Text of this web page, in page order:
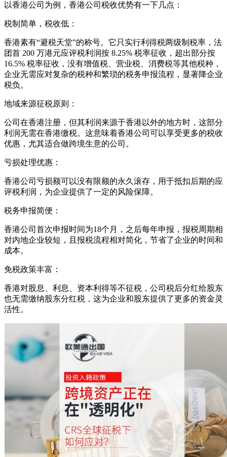
以香港公司为例，香港公司税收优势有一下几点：
税制简单，税收低：
香港素有“避税天堂”的称号。它只实行利得税两级制税率，法
团首 200 万港元应评税利润按 8.25% 税率征收，超出部分按
16.5% 税率征收，没有增值税、营业税、消费税等其他税种，
企业无需应对复杂的税种和繁琐的税务申报流程，显著降企业
税负。
地域来源征税原则：
公司在香港注册，但其利润来源于香港以外的地方时，这部分
利润无需在香港缴税。这意味着香港公司可以享受更多的税收
优惠，尤其适合做跨境生意的公司。
亏损处理优惠：
香港公司亏损额可以没有限额的永久滚存，用于抵扣后期的应
评税利润，为企业提供了一定的风险保障。
税务申报简便：
香港公司首次申报时间为18个月，之后每年申报，报税周期相
对内地企业较短，且报税流程相对简化，节省了企业的时间和
成本。
免税政策丰富：
香港对股息、利息、资本利得等不征税，公司税后分红给股东
也无需缴纳股东分红税，这为企业和股东提供了更多的资金灵
活性。